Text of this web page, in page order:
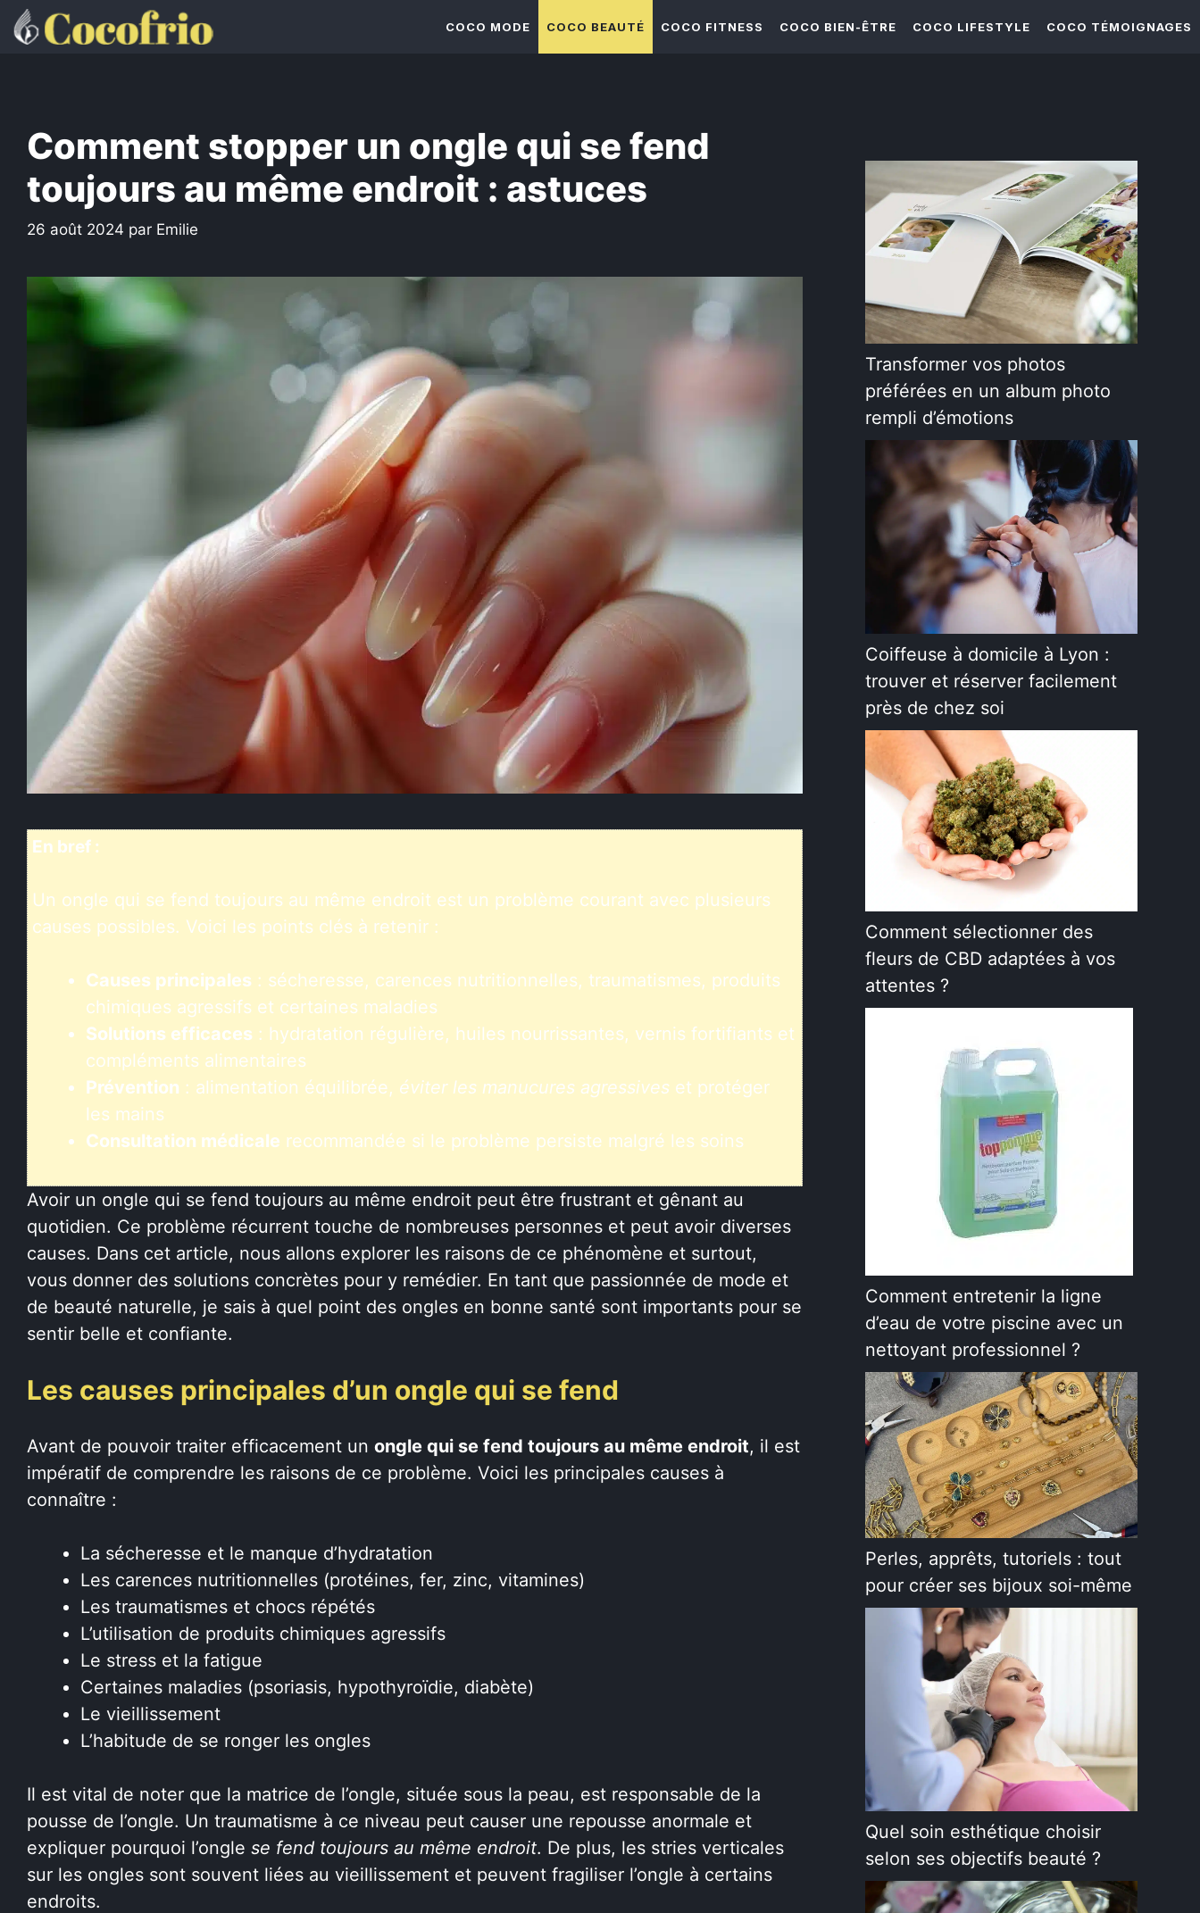
Aller
au
COCO MODE COCO BEAUTÉ COCO FITNESS COCO BIEN-ÊTRE COCO LIFESTYLE COCO TÉMOIGNAGES
Comment stopper un ongle qui se fend
toujours au même endroit : astuces
26 août 2024 par Emilie
En bref :
Un ongle qui se fend toujours au même endroit est un problème courant avec plusieurs
causes possibles. Voici les points clés à retenir :
Causes principales : sécheresse, carences nutritionnelles, traumatismes, produits
chimiques agressifs et certaines maladies
Solutions efficaces : hydratation régulière, huiles nourrissantes, vernis fortifiants et
compléments alimentaires
Prévention : alimentation équilibrée, éviter les manucures agressives et protéger
les mains
Consultation médicale recommandée si le problème persiste malgré les soins
Avoir un ongle qui se fend toujours au même endroit peut être frustrant et gênant au
quotidien. Ce problème récurrent touche de nombreuses personnes et peut avoir diverses
causes. Dans cet article, nous allons explorer les raisons de ce phénomène et surtout,
vous donner des solutions concrètes pour y remédier. En tant que passionnée de mode et
de beauté naturelle, je sais à quel point des ongles en bonne santé sont importants pour se
sentir belle et confiante.
Les causes principales d’un ongle qui se fend
Avant de pouvoir traiter efficacement un ongle qui se fend toujours au même endroit, il est
impératif de comprendre les raisons de ce problème. Voici les principales causes à
connaître :
La sécheresse et le manque d’hydratation
Les carences nutritionnelles (protéines, fer, zinc, vitamines)
Les traumatismes et chocs répétés
L’utilisation de produits chimiques agressifs
Le stress et la fatigue
Certaines maladies (psoriasis, hypothyroïdie, diabète)
Le vieillissement
L’habitude de se ronger les ongles
Il est vital de noter que la matrice de l’ongle, située sous la peau, est responsable de la
pousse de l’ongle. Un traumatisme à ce niveau peut causer une repousse anormale et
expliquer pourquoi l’ongle se fend toujours au même endroit. De plus, les stries verticales
sur les ongles sont souvent liées au vieillissement et peuvent fragiliser l’ongle à certains
endroits.
Transformer vos photos
préférées en un album photo
rempli d’émotions
Coiffeuse à domicile à Lyon :
trouver et réserver facilement
près de chez soi
Comment sélectionner des
fleurs de CBD adaptées à vos
attentes ?
Comment entretenir la ligne
d’eau de votre piscine avec un
nettoyant professionnel ?
Perles, apprêts, tutoriels : tout
pour créer ses bijoux soi-même
Quel soin esthétique choisir
selon ses objectifs beauté ?